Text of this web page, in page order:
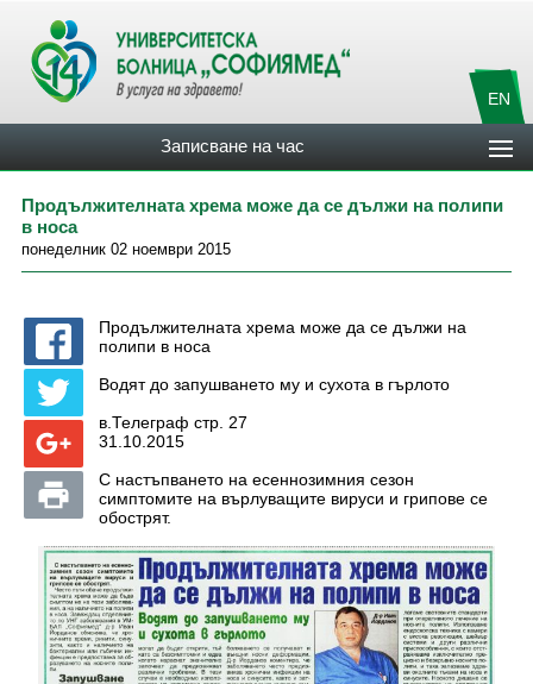
EN
Записване на час
Продължителната хрема може да се дължи на полипи
в носа
понеделник 02 ноември 2015
Продължителната хрема може да се дължи на
полипи в носа
Водят до запушването му и сухота в гърлото
в.Телеграф стр. 27
31.10.2015
С настъпването на есеннозимния сезон
симптомите на върлуващите вируси и грипове се
обострят.